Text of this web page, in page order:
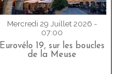
Mercredi 29 Juillet 2026 -
07:00
Eurovélo 19, sur les boucles
de la Meuse